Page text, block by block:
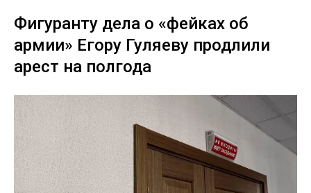
Фигуранту дела о «фейках об
армии» Егору Гуляеву продлили
арест на полгода